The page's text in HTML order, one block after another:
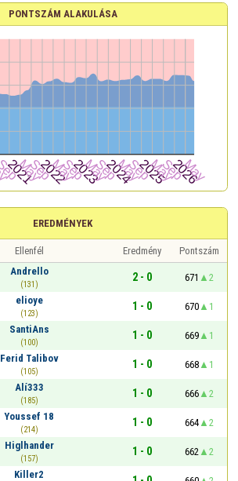
PONTSZÁM ALAKULÁSA
EREDMÉNYEK
Ellenfél Eredmény
Pontszám
Andrello
(131)
2 - 0 671
2
elioye
(123)
1 - 0 670
1
SantiAns
(100)
1 - 0 669
1
Ferid Talibov
(105)
1 - 0 668
1
Alí333
(185)
1 - 0 666
2
Youssef 18
(214)
1 - 0 664
2
Higlhander
(157)
1 - 0 662
2
Killer2